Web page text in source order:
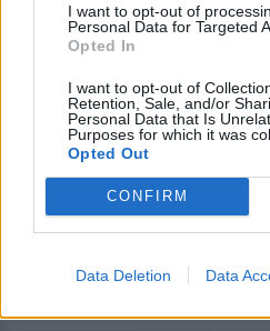
I want to opt-out of
Personal Data for Targeted
Opted In
I want to opt-out of
Retention, Sale, and/or
Personal Data that Is
Purposes for which it was
Opted Out
CONFIRM
Data Deletion Data
TV-